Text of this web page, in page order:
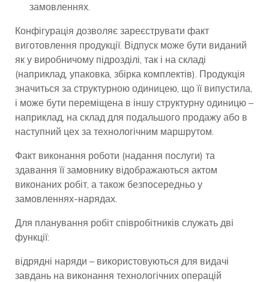
замовленнях.
Конфігурація дозволяє зареєструвати факт
виготовлення продукції. Відпуск може бути виданий
як у виробничому підрозділі, так і на складі
(наприклад, упаковка, збірка комплектів). Продукція
значиться за структурною одиницею, що її випустила,
і може бути переміщена в іншу структурну одиницю –
наприклад, на склад для подальшого продажу або в
наступний цех за технологічним маршрутом.
Факт виконання роботи (надання послуги) та
здавання її замовнику відображаються актом
виконаних робіт, а також безпосередньо у
замовленнях-нарядах.
Для планування робіт співробітників служать дві
функції:
відрядні наряди – використовуються для видачі
завдань на виконання технологічних операцій